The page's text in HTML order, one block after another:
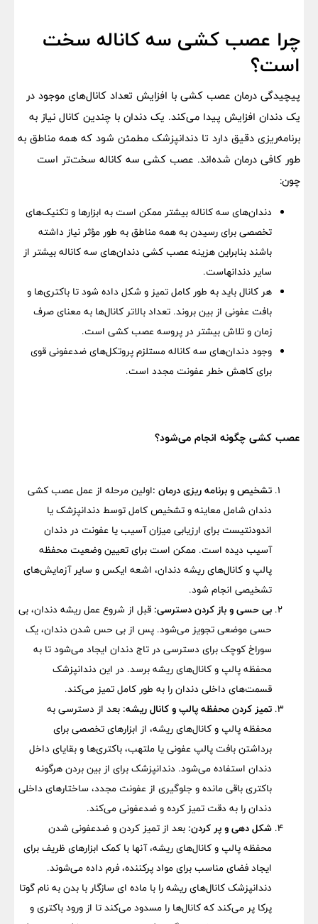
چرا عصب کشی سه کاناله سخت
است؟
پیچیدگی درمان عصب کشی با افزایش تعداد کانال‌های موجود در
یک دندان افزایش پیدا می‌کند. یک دندان با چندین کانال نیاز به
برنامه‌ریزی دقیق دارد تا دندانپزشک مطمئن شود که همه مناطق به
طور کافی درمان شده‌اند. عصب کشی سه کاناله سخت‌تر است
چون:
دندان‌های سه کاناله بیشتر ممکن است به ابزارها و تکنیک‌های
تخصصی برای رسیدن به همه مناطق به طور مؤثر نیاز داشته
باشند بنابراینهزینه عصب کشی دندان‌های سه کاناله بیشتر از
سایر دندانهاست.
هر کانال باید به طور کامل تمیز و شکل داده شود تا باکتری‌ها و
بافت عفونی از بین بروند. تعداد بالاتر کانال‌ها به معنای صرف
زمان و تلاش بیشتر در پروسه عصب کشی است.
وجود دندان‌های سه کاناله مستلزم پروتکل‌های ضدعفونی قوی
برای کاهش خطر عفونت مجدد است.
عصب کشی چگونه انجام می‌شود؟
تشخیص و برنامه ریزی درمان :اولین مرحله از عمل عصب کشی
دندان شامل معاینه و تشخیص کامل توسط دندانپزشک یا
اندودنتیست برای ارزیابی میزان آسیب یا عفونت در دندان
آسیب دیده است. ممکن است برای تعیین وضعیت محفظه
پالپ و کانال‌های ریشه دندان، اشعه ایکس و سایر آزمایش‌های
تشخیصی انجام شود.
بی حسی و باز کردن دسترسی: قبل از شروع عمل ریشه دندان، بی
حسی موضعی تجویز می‌شود. پس از بی حس شدن دندان، یک
سوراخ کوچک برای دسترسی در تاج دندان ایجاد می‌شود تا به
محفظه پالپ و کانال‌های ریشه برسد. در این دندانپزشک
قسمت‌های داخلی دندان را به طور کامل تمیز می‌کند.
تمیز کردن محفظه پالپ و کانال ریشه: بعد از دسترسی به
محفظه پالپ و کانال‌های ریشه، از ابزارهای تخصصی برای
برداشتن بافت پالپ عفونی یا ملتهب، باکتری‌ها و بقایای داخل
دندان استفاده می‌شود. دندانپزشک برای از بین بردن هرگونه
باکتری باقی مانده و جلوگیری از عفونت مجدد، ساختارهای داخلی
دندان را به دقت تمیز کرده و ضدعفونی می‌کند.
شکل دهی و پر کردن: بعد از تمیز کردن و ضدعفونی شدن
محفظه پالپ و کانال‌های ریشه، آنها با کمک ابزارهای ظریف برای
ایجاد فضای مناسب برای مواد پرکننده، فرم داده می‌شوند.
دندانپزشک کانال‌های ریشه را با ماده ای سازگار با بدن به نام گوتا
پرکا پر می‌کند که کانال‌ها را مسدود می‌کند تا از ورود باکتری و